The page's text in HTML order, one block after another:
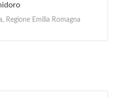
Regione Emilia Romagna